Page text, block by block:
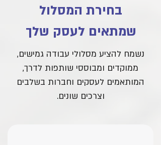
בחירת המסלול
שמתאים לעסק שלך
נשמח להציע מסלולי עבודה גמישים,
ממוקדים ומבוססי שותפות לדרך,
המותאמים לעסקים וחברות בשלבים
וצרכים שונים.